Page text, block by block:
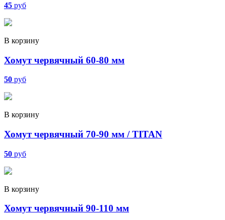
45 руб
В корзину
Хомут червячный 60-80 мм
50 руб
В корзину
Хомут червячный 70-90 мм / TITAN
50 руб
В корзину
Хомут червячный 90-110 мм